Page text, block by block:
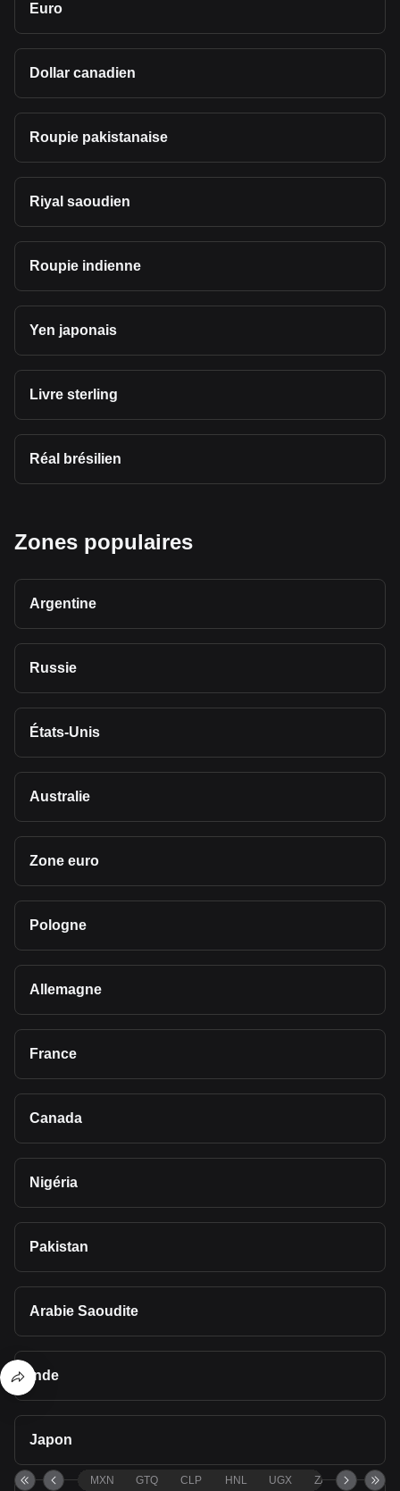
Euro
Dollar canadien
Roupie pakistanaise
Riyal saoudien
Roupie indienne
Yen japonais
Livre sterling
Réal brésilien
Zones populaires
Argentine
Russie
États-Unis
Australie
Zone euro
Pologne
Allemagne
France
Canada
Nigéria
Pakistan
Arabie Saoudite
Inde
Japon
MXN GTQ CLP HNL UGX ZAR TND